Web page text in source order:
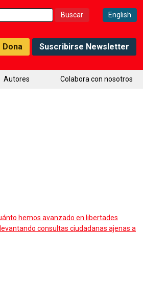
English
Dona Suscribirse Newsletter
Autores Colabora con nosotros
hemos avanzado en libertades
consultas ciudadanas ajenas a